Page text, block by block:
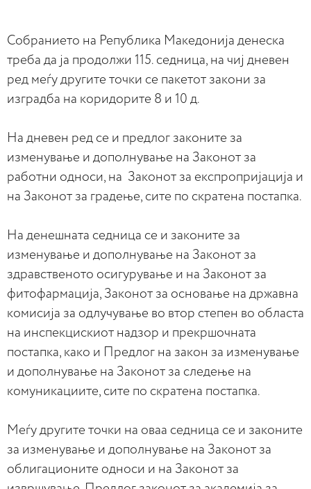
Собранието на Република Македонија денеска
треба да ја продолжи 115. седница, на чиј дневен
ред меѓу другите точки се пакетот закони за
изградба на коридорите 8 и 10 д.
На дневен ред се и предлог законите за
изменување и дополнување на Законот за
работни односи, на Законот за експропријација и
на Законот за градење, сите по скратена постапка.
На денешната седница се и законите за
изменување и дополнување на Законот за
здравственото осигурување и на Законот за
фитофармација, Законот за основање на државна
комисија за одлучување во втор степен во областа
на инспекцискиот надзор и прекршочната
постапка, како и Предлог на закон за изменување
и дополнување на Законот за следење на
комуникациите, сите по скратена постапка.
Меѓу другите точки на оваа седница се и законите
за изменување и дополнување на Законот за
облигационите односи и на Законот за